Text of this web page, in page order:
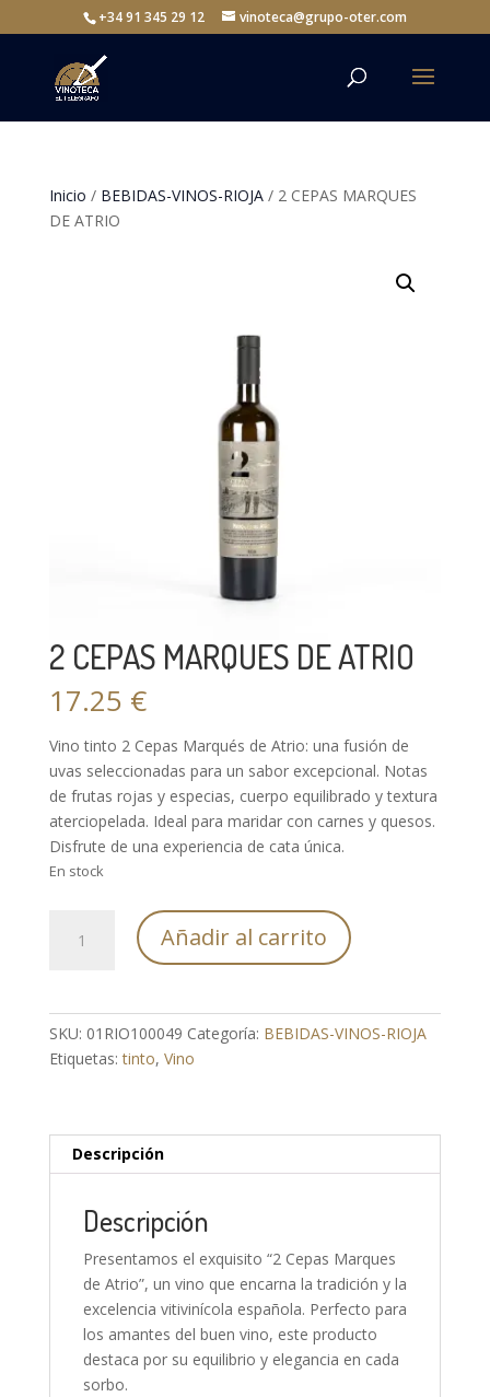
+34 91 345 29 12 vinoteca@grupo-oter.com
Inicio / BEBIDAS-VINOS-RIOJA/ 2 CEPAS MARQUES
DE ATRIO
2 CEPAS MARQUES DE ATRIO
17.25 €
Vino tinto 2 Cepas Marqués de Atrio: una fusión de
uvas seleccionadas para un sabor excepcional. Notas
de frutas rojas y especias, cuerpo equilibrado y textura
aterciopelada. Ideal para maridar con carnes y quesos.
Disfrute de una experiencia de cata única.
En stock
CEPAS
Añadir al carrito
SKU: 01RIO100049 Categoría: BEBIDAS-VINOS-RIOJA
Etiquetas:tinto, Vino
Descripción
Descripción
Presentamos el exquisito “2 Cepas Marques
de Atrio”, un vino que encarna la tradición y la
excelencia vitivinícola española. Perfecto para
los amantes del buen vino, este producto
destaca por su equilibrio y elegancia en cada
sorbo.